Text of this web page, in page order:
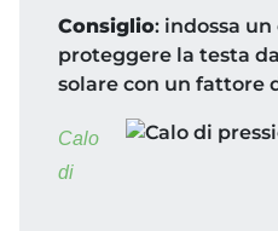
Consiglio: indossa
proteggere la testa
solare con un fattore
Calo
di